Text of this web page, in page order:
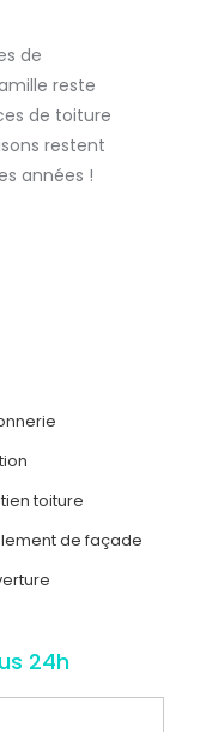
de
reste
de toiture
restent
années !
toiture
de façade
24h